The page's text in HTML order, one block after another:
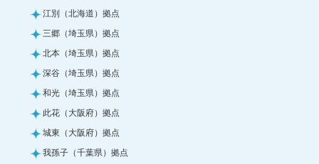
江別（北海道）拠点
三郷（埼玉県）拠点
北本（埼玉県）拠点
深谷（埼玉県）拠点
和光（埼玉県）拠点
此花（大阪府）拠点
城東（大阪府）拠点
我孫子（千葉県）拠点